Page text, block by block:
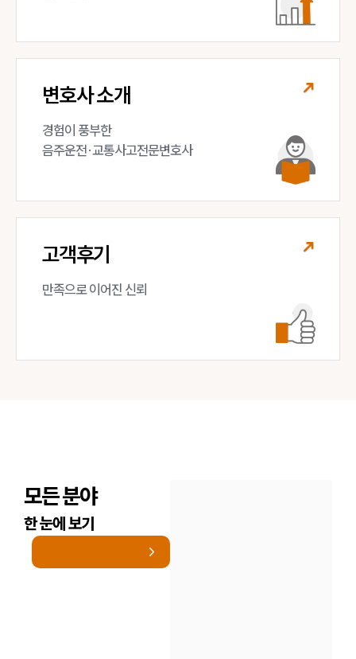
변호사 소개
경험이 풍부한
음주운전·교통사고전문변호사
고객후기
만족으로 이어진 신뢰
모든 분야
한 눈에 보기